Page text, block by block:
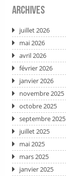
Archives
juillet 2026
mai 2026
avril 2026
février 2026
janvier 2026
novembre 2025
octobre 2025
septembre 2025
juillet 2025
mai 2025
mars 2025
janvier 2025